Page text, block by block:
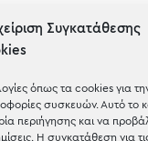
Συγκατάθεσης
όπως τα cookies για
συσκευών. Αυτό το
περιήγησης και να
Η συγκατάθεση για
Gifts
Blog
Shop the look